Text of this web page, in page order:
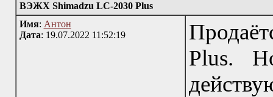
ВЭЖХ Shimadzu LC-2030 Plus
Имя: Антон
Дата: 19.07.2022 11:52:19
Plus.